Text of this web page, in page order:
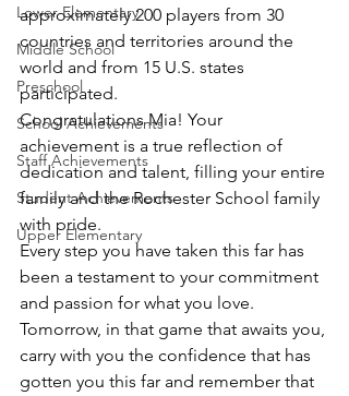
Lower Elementary
Middle School
Preschool
School Achievements
Staff Achievements
Student Achievements
Upper Elementary
approximately 200 players from 30
countries and territories around the
world and from 15 U.S. states
participated.
Congratulations Mia! Your
achievement is a true reflection of
dedication and talent, filling your entire
family and the Rochester School family
with pride.
Every step you have taken this far has
been a testament to your commitment
and passion for what you love.
Tomorrow, in that game that awaits you,
carry with you the confidence that has
gotten you this far and remember that